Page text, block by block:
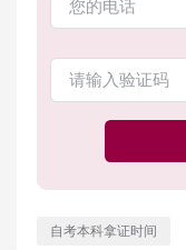
自考本科拿证时间